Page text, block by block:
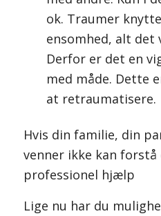
ok. Traumer
ensomhed, alt det
Derfor er det en
med måde. Dette
at retraumatisere.
Hvis din familie, din
venner ikke kan forstå
professionel hjælp
Lige nu har du